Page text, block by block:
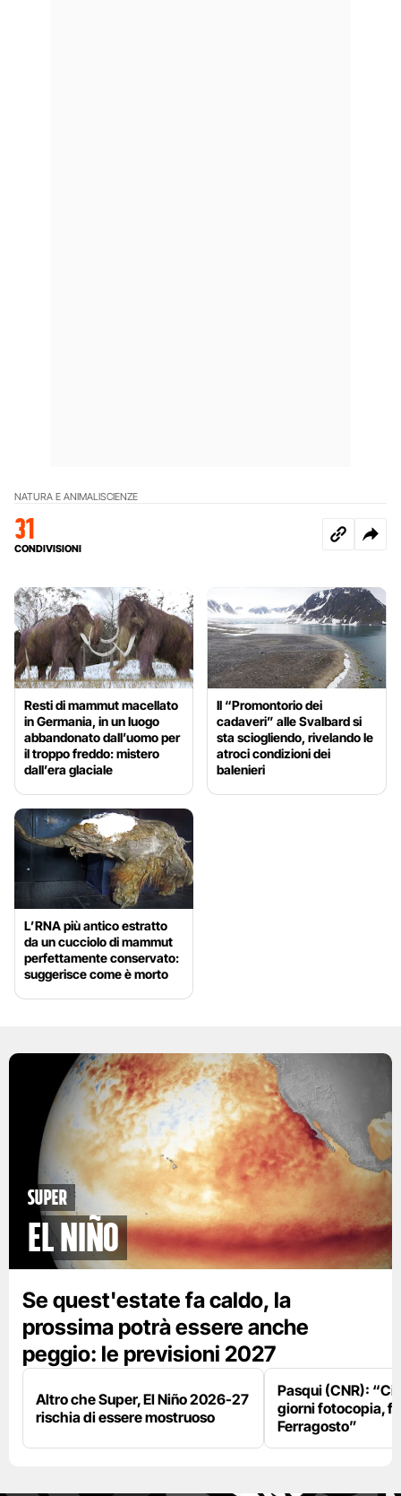
NATURA E ANIMALISCIENZE
31
CONDIVISIONI
Resti di mammut macellato
in Germania, in un luogo
abbandonato dall’uomo per
il troppo freddo: mistero
dall’era glaciale
Il “Promontorio dei
cadaveri” alle Svalbard si
sta sciogliendo, rivelando le
atroci condizioni dei
balenieri
L’RNA più antico estratto
da un cucciolo di mammut
perfettamente conservato:
suggerisce come è morto
Super
El Niño
Se quest'estate fa caldo, la
prossima potrà essere anche
peggio: le previsioni 2027
Altro che Super, El Niño 2026-27
rischia di essere mostruoso
Pasqui (CNR):
giorni fotocopia,
Ferragosto”